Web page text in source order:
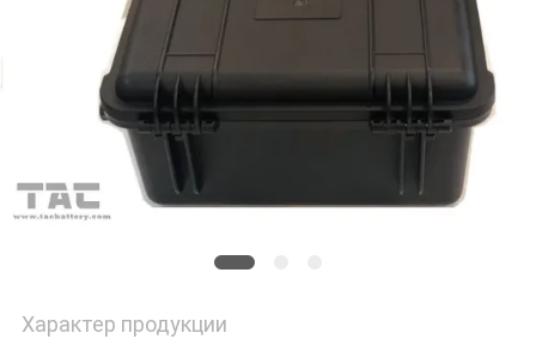
Характер продукции